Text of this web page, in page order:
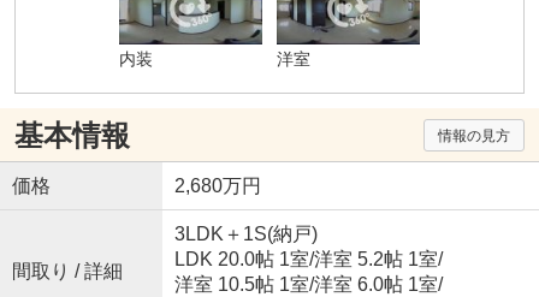
内装 洋室
基本情報 情報の見方
価格 2,680万円
間取り / 詳細
3LDK＋1S(納戸)
LDK 20.0帖 1室/洋室 5.2帖 1室/
洋室 10.5帖 1室/洋室 6.0帖 1室/